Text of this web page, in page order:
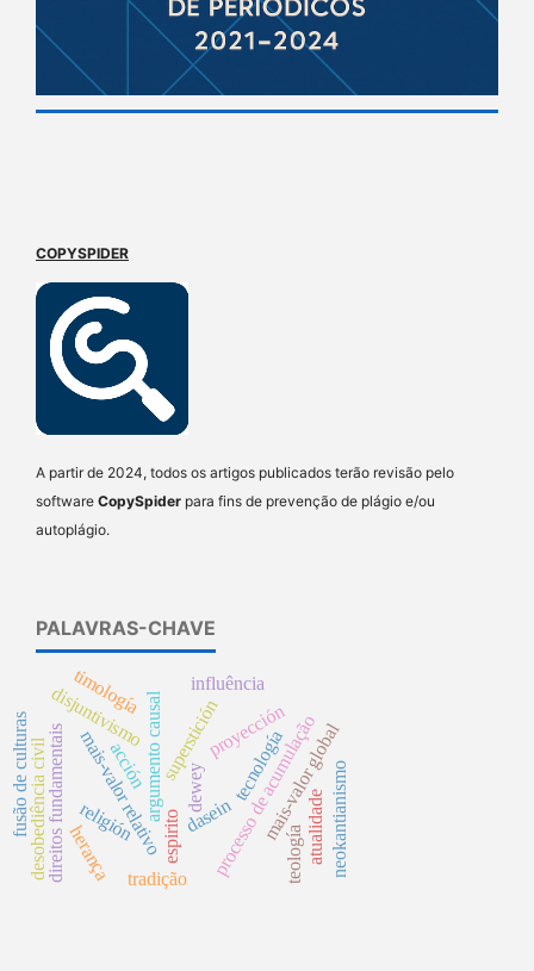
COPYSPIDER
A partir de 2024, todos os artigos publicados terão revisão pelo
software CopySpider para fins de prevenção de plágio e/ou
autoplágio.
PALAVRAS-CHAVE
argumento causalsupersticiónproyección
processo de acumulação
mais-valor global
mais-valor relativo
disjuntivismo
religión
tecnología
dewey
teología
direitos fundamentais espirito
influência
desobediência civil neokantianismo
dasein
herança tradição
fusão de culturas
timología
acción
atualidade